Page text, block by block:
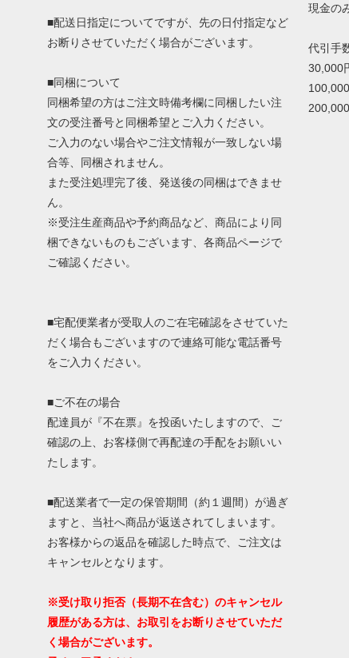
■配送日指定についてですが、先の日付指定など
お断りさせていただく場合がございます。
■同梱について
同梱希望の方はご注文時備考欄に同梱したい注
文の受注番号と同梱希望とご入力ください。
ご入力のない場合やご注文情報が一致しない場
合等、同梱されません。
また受注処理完了後、発送後の同梱はできませ
ん。
※受注生産商品や予約商品など、商品により同
梱できないものもございます、各商品ページで
ご確認ください。
■宅配便業者が受取人のご在宅確認をさせていた
だく場合もございますので連絡可能な電話番号
をご入力ください。
■ご不在の場合
配達員が『不在票』を投函いたしますので、ご
確認の上、お客様側で再配達の手配をお願いい
たします。
■配送業者で一定の保管期間（約１週間）が過ぎ
ますと、当社へ商品が返送されてしまいます。
お客様からの返品を確認した時点で、ご注文は
キャンセルとなります。
※受け取り拒否（長期不在含む）のキャンセル
履歴がある方は、お取引をお断りさせていただ
く場合がございます。
現金の
代引手
30,000